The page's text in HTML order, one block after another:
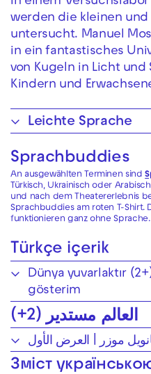
werden die kleinen
untersucht. Manuel
in ein fantastisches
von Kugeln in Licht und
Kindern und
Leichte Sprache
Sprachbuddies
An ausgewählten Terminen sind
Türkisch, Ukrainisch oder
und nach dem Theatererlebnis
Sprachbuddies am roten T-Shirt.
funktionieren ganz ohne Sprache.
Türkçe içerik
Dünya yuvarlaktır
gösterim
العالم مستدير (2+)
Зміст